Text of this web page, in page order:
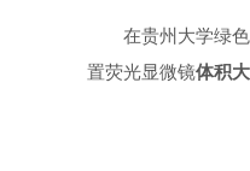
在贵州大学绿
置荧光显微镜体积